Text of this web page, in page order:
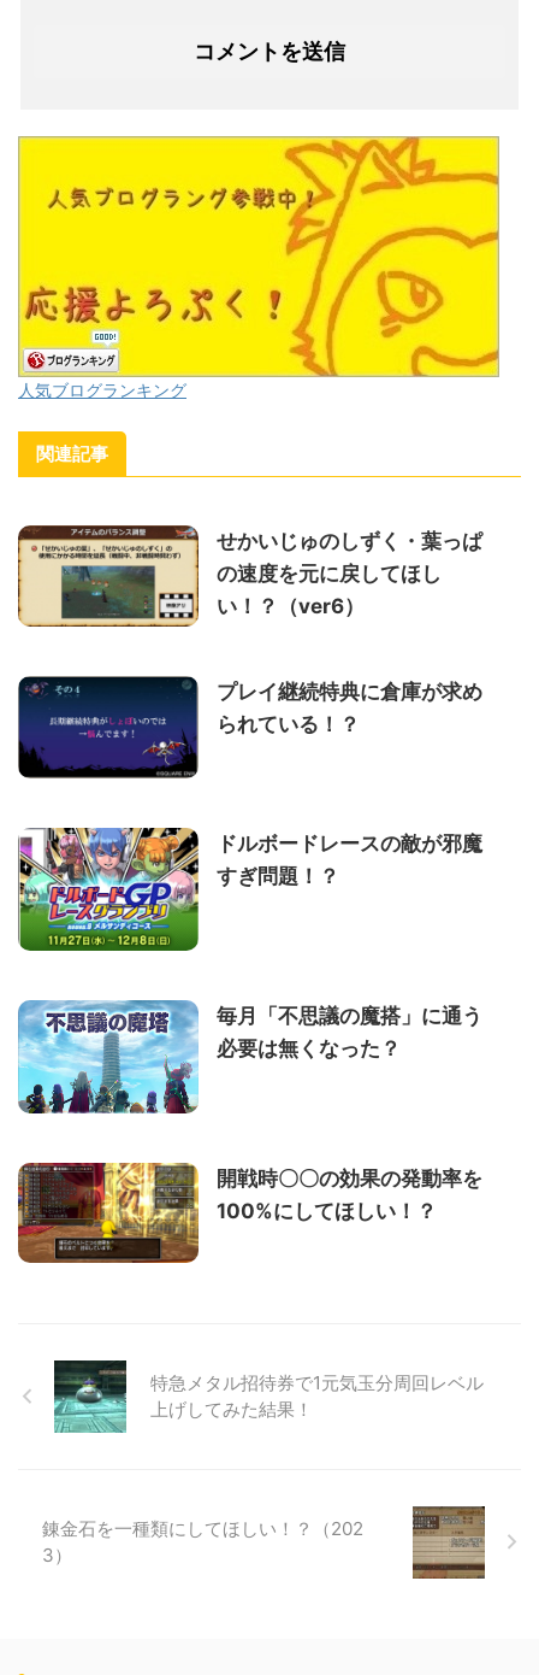
人気ブログランキング
関連記事
せかいじゅのしずく・葉っぱ
の速度を元に戻してほし
い！？（ver6）
プレイ継続特典に倉庫が求め
られている！？
ドルボードレースの敵が邪魔
すぎ問題！？
毎月「不思議の魔搭」に通う
必要は無くなった？
開戦時〇〇の効果の発動率を
100%にしてほしい！？
特急メタル招待券で1元気玉分周回レベル
上げしてみた結果！
錬金石を一種類にしてほしい！？（202
3）